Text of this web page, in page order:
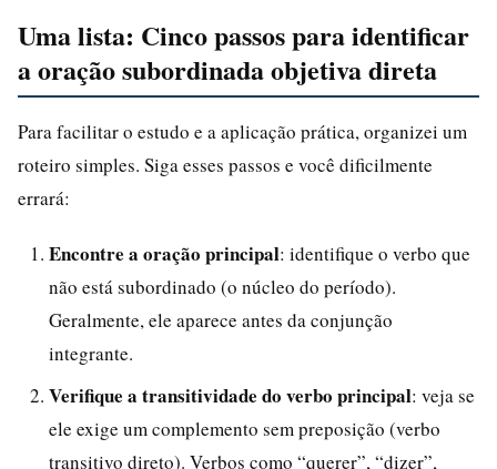
Uma lista: Cinco passos para identificar
a oração subordinada objetiva direta
Para facilitar o estudo e a aplicação prática, organizei um
roteiro simples. Siga esses passos e você dificilmente
errará:
Encontre a oração principal: identifique o verbo que
não está subordinado (o núcleo do período).
Geralmente, ele aparece antes da conjunção
integrante.
Verifique a transitividade do verbo principal: veja se
ele exige um complemento sem preposição (verbo
transitivo direto). Verbos como “querer”, “dizer”,